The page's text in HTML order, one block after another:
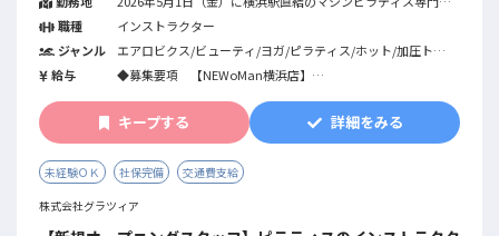
「ジェクサー・フィットネススタジオ マシンピラティス
NEWoMan横浜店」を開業します。1対6のリフォーマーグル
ープエクササイズとパーソナルトレーニングを
提供する店舗です。下記インストラクター募集詳細となりま
※その他、ジェクサー内でのマシンピラティス実施店舗でも
合わせて募集をしております。
職種
インストラクター
ジャンル
エアロビクス/ビューティ/ヨガ/ピラティス/ホット/加圧トレ
ーニング/ステップ/ダンス全般/格闘系/カルチャー系/筋力ト
レーニング/プレコリオ/バイクエクササイズ/機能改善系/フィ
ットネス全般/パーソナルジム/総合型フィットネスクラブ
給与
◆募集要項 【NEWoMan横浜店】
営業時間：月～金9:40～20:30 / 土日祝8:10～20:00
グループレッスン：平日水・木曜夜、日曜日終日
パーソナルトレーニング：全日
委託費：グループレッスン（4,500円/60分～経験に応ずる）
※交通費含む
パーソナルトレーニング9,000円/60分単価の売
上から7割のお支払い
キープする 詳細をみる
未経験ＯＫ 社保完備
交通費支給
株式会社グラツィア